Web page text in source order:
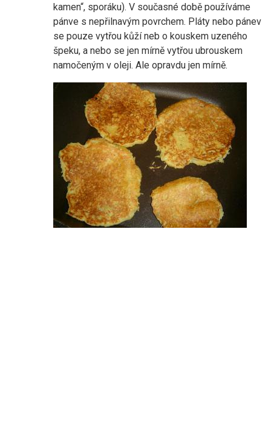
kamen“, sporáku). V současné době používáme
pánve s nepřilnavým povrchem. Pláty nebo pánev
se pouze vytřou kůží neb o kouskem uzeného
špeku, a nebo se jen mírně vytřou ubrouskem
namočeným v oleji. Ale opravdu jen mírně.